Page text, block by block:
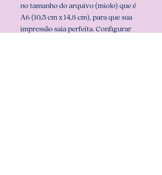
no tamanho do arquivo (miolo) que é
A6 (10,5 cm x 14,8 cm), para que sua
impressão saia perfeita. Configurar